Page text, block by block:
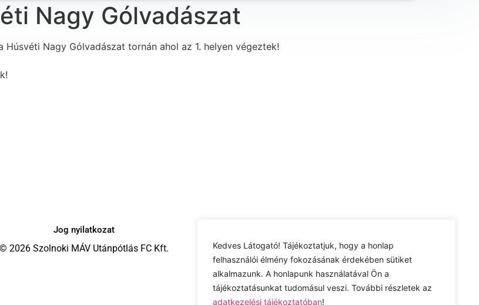
Kedves Látogató! Tájékoztatjuk, hogy a honlap
felhasználói élmény fokozásának érdekében sütiket
alkalmazunk. A honlapunk használatával Ön a
tájékoztatásunkat tudomásul veszi. További részletek az
adatkezelési tájékoztatóban!
Nagy Gólvadászat
Nagy Gólvadászat tornán ahol az 1. helyen végeztek!
Jog nyilatkozat
© 2026 Szolnoki MÁV Utánpótlás FC Kft.